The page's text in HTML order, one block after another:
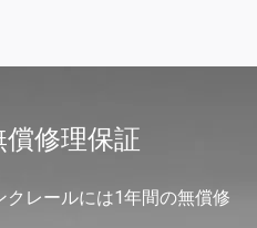
修理保証
レールには1年間の無償修